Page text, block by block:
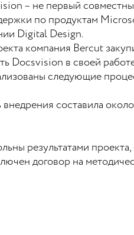
– не первый
по продуктам
Digital Design.
компания Bercut
Docsvision в своей
следующие
составила
результатами
договор на